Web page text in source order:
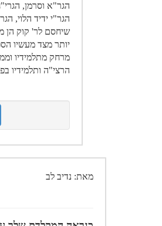
הגר"א וסרמן,
הגר"י ידיד הלוי,
שיחסם לר' קוק הן
יותר מצד מעשיו
מרחק מתלמידיו
הרצי"ה ותלמידיו
מאת: נדיב לב